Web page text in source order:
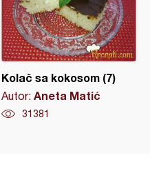
Kolač sa kokosom (7)
Autor: Aneta Matić
31381